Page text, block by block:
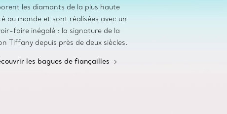
les diamants de la plus haute
au monde et sont réalisées avec un
faire inégalé : la signature de la
Tiffany depuis près de deux siècles.
les bagues de fiançailles